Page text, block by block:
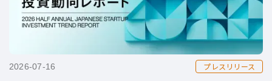
2026-07-16 プレスリリース